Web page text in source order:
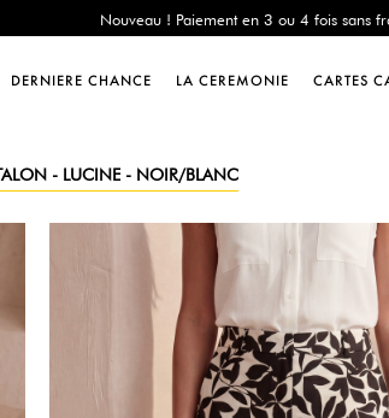
Chance : -60% sur une sélection jusqu'au 23/08
Livraison offerte dès 200€
Chance : -60% sur une sélection jusqu'au 23/08
DERNIERE CHANCE LA CEREMONIE CARTES
- LUCINE - NOIR/BLANC